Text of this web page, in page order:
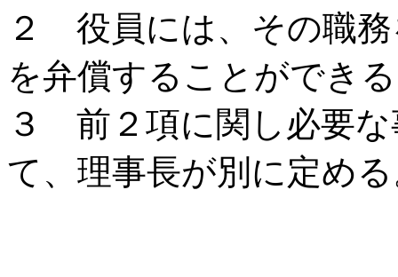
２ 役員には、その職
を弁償することができ
３ 前２項に関し必要な
て、理事長が別に定め